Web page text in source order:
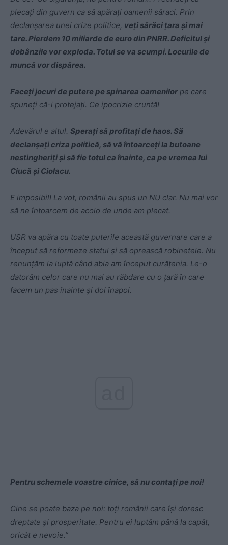
plecați din guvern ca să apărați oamenii săraci. Prin
declanșarea unei crize politice, veți sărăci țara și mai
tare. Pierdem 10 miliarde de euro din PNRR. Deficitul și
dobânzile vor exploda. Totul se va scumpi. Locurile de
muncă vor dispărea.
Faceți jocuri de putere pe spinarea oamenilor pe care
spuneți că-i protejați. Ce ipocrizie cruntă!
Adevărul e altul. Sperați să profitați de haos. Să
declanșați criza politică, să vă întoarceți la butoane
nestingheriți și să fie totul ca înainte, ca pe vremea lui
Ciucă și Ciolacu.
E imposibil! La vot, românii au spus un NU clar. Nu mai vor
să ne întoarcem de acolo de unde am plecat.
USR va apăra cu toate puterile această guvernare care a
început să reformeze statul și să oprească robinetele. Nu
renunțăm la luptă când abia am început curățenia. Le-o
datorăm celor care nu mai au răbdare cu o țară în care
facem un pas înainte și doi înapoi.
Pentru schemele voastre cinice, să nu contați pe noi!
Cine se poate baza pe noi: toți românii care își doresc
dreptate și prosperitate. Pentru ei luptăm până la capăt,
oricât e nevoie.”